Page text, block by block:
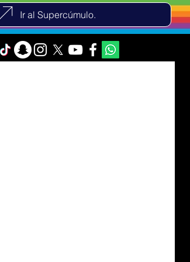
Ir al Supercúmulo.